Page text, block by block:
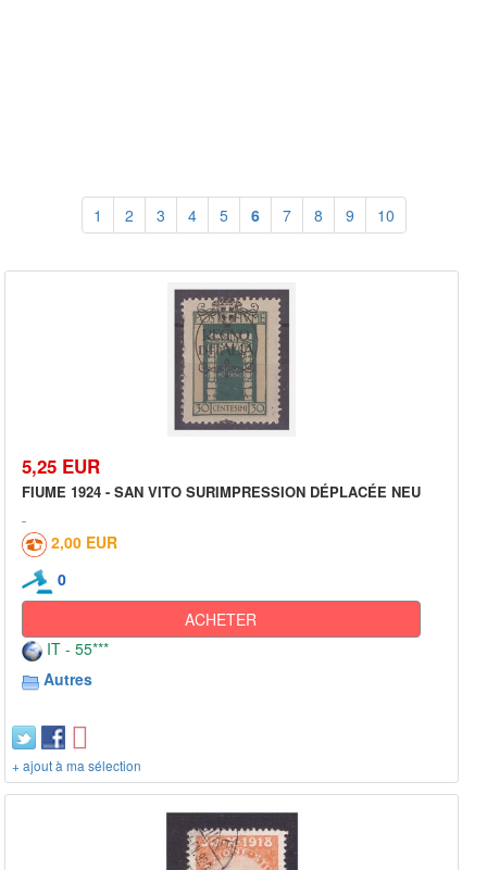
1 2 3 4 5 6 7 8 9 10
5,25 EUR
FIUME 1924 - SAN VITO SURIMPRESSION DÉPLACÉE NEU
2,00 EUR
0
ACHETER
IT - 55***
Autres
+ ajout à ma sélection